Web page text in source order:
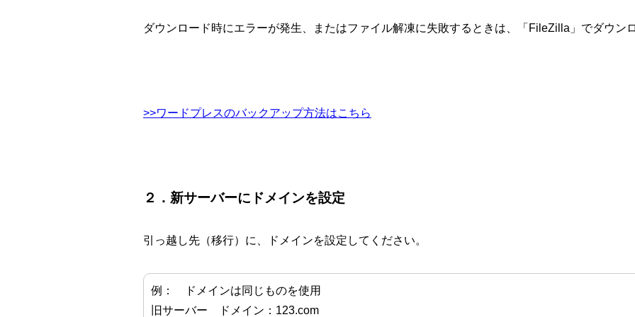
ダウンロード時にエラーが発生、またはファイル解凍に失敗するときは、「FileZilla」でダウン
>>ワードプレスのバックアップ方法はこちら
２．新サーバーにドメインを設定
引っ越し先（移行）に、ドメインを設定してください。
例： ドメインは同じものを使用
旧サーバー ドメイン：123.com